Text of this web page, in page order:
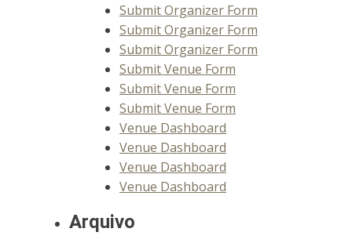
Submit Organizer Form
Submit Organizer Form
Submit Organizer Form
Submit Venue Form
Submit Venue Form
Submit Venue Form
Venue Dashboard
Venue Dashboard
Venue Dashboard
Venue Dashboard
Arquivo